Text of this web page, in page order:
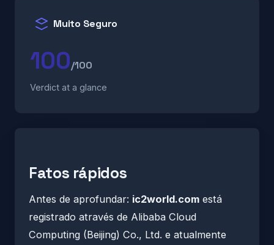
Muito Seguro
100/100
Verdict at a glance
Fatos rápidos
Antes de aprofundar: ic2world.com está
registrado através de Alibaba Cloud
Computing (Beijing) Co., Ltd. e atualmente